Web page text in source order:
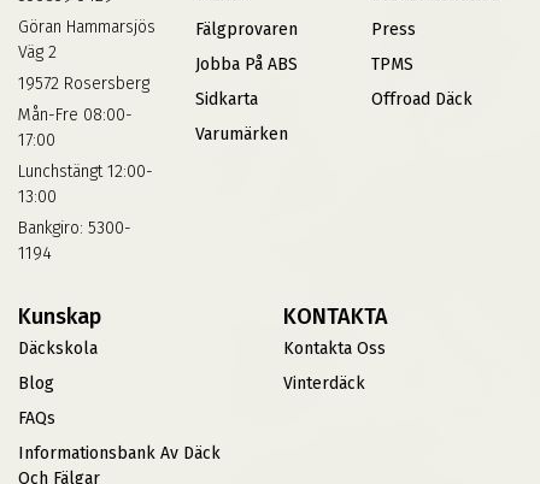
Göran Hammarsjös
Väg 2
19572 Rosersberg
Mån-Fre 08:00-
17:00
Lunchstängt 12:00-
13:00
Bankgiro: 5300-
1194
Fälgprovaren
Jobba På ABS
Sidkarta
Varumärken
Press
TPMS
Offroad Däck
Kunskap
Däckskola
Blog
FAQs
Informationsbank Av Däck
Och Fälgar
KONTAKTA
Kontakta Oss
Vinterdäck